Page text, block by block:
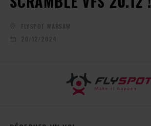
FLYSPOT WARSAW
20/12/2024